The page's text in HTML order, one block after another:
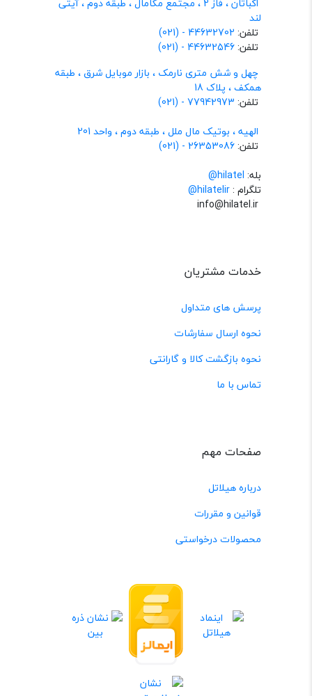
لند
تلفن: 44632702 - (021)
تلفن:44632546 - (021)
چهل و شش متری نارمک ، بازار موبایل شرق ، طبقه
همکف ، پلاک 18
تلفن: 77942973 - (021)
الهیه ، بوتیک مال ملل ، طبقه دوم ، واحد 201
تلفن:26353086 - (021)
بله: hilatel@
تلگرام :@hilatelir
خدمات مشتریان
پرسش های متداول
نحوه ارسال سفارشات
نحوه بازگشت کالا و گارانتی
تماس با ما
صفحات مهم
درباره هیلاتل
قوانین و مقررات
محصولات درخواستی